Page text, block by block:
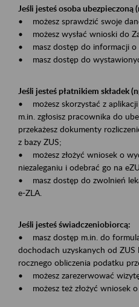
Jeśli jesteś osoba ubezpieczoną
• możesz sprawdzić swoje
• możesz wysłać wnioski do
• masz dostęp do informacji o
• masz dostęp do
Jeśli jesteś płatnikiem składek
• możesz skorzystać z aplikacji
m.in. zgłosisz pracownika do
przekażesz dokumenty
z bazy ZUS;
• możesz złożyć wniosek o
niezaleganiu i odebrać go na
• masz dostęp do zwolnień
e-ZLA.
Jeśli jesteś świadczeniobiorcą:
• masz dostęp m.in. do
dochodach uzyskanych od
rocznego obliczenia podatku
• możesz zarezerwować
• możesz też złożyć wniosek o